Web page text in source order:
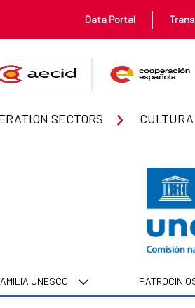
Data Portal
SECTORS
UNESCO